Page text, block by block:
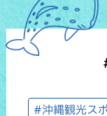
#沖縄観光ス